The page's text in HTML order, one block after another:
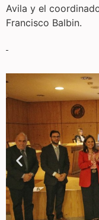
Avila y el
Francisco Balbin.